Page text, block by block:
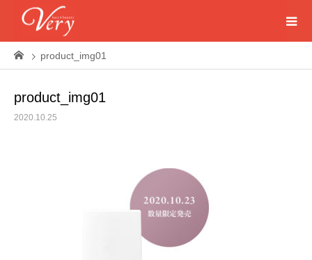
product_img01
product_img01
2020.10.25